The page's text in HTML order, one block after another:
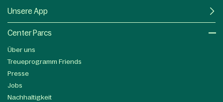
Unsere App
Center Parcs
Über uns
Treueprogramm Friends
Presse
Jobs
Nachhaltigkeit